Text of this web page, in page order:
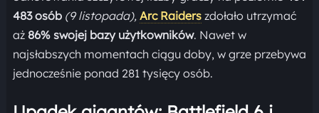
483 osób (9 listopada), Arc Raiderszdołało utrzymać
aż 86% swojej bazy użytkowników. Nawet w
najsłabszych momentach ciągu doby, w grze przebywa
jednocześnie ponad 281 tysięcy osób.